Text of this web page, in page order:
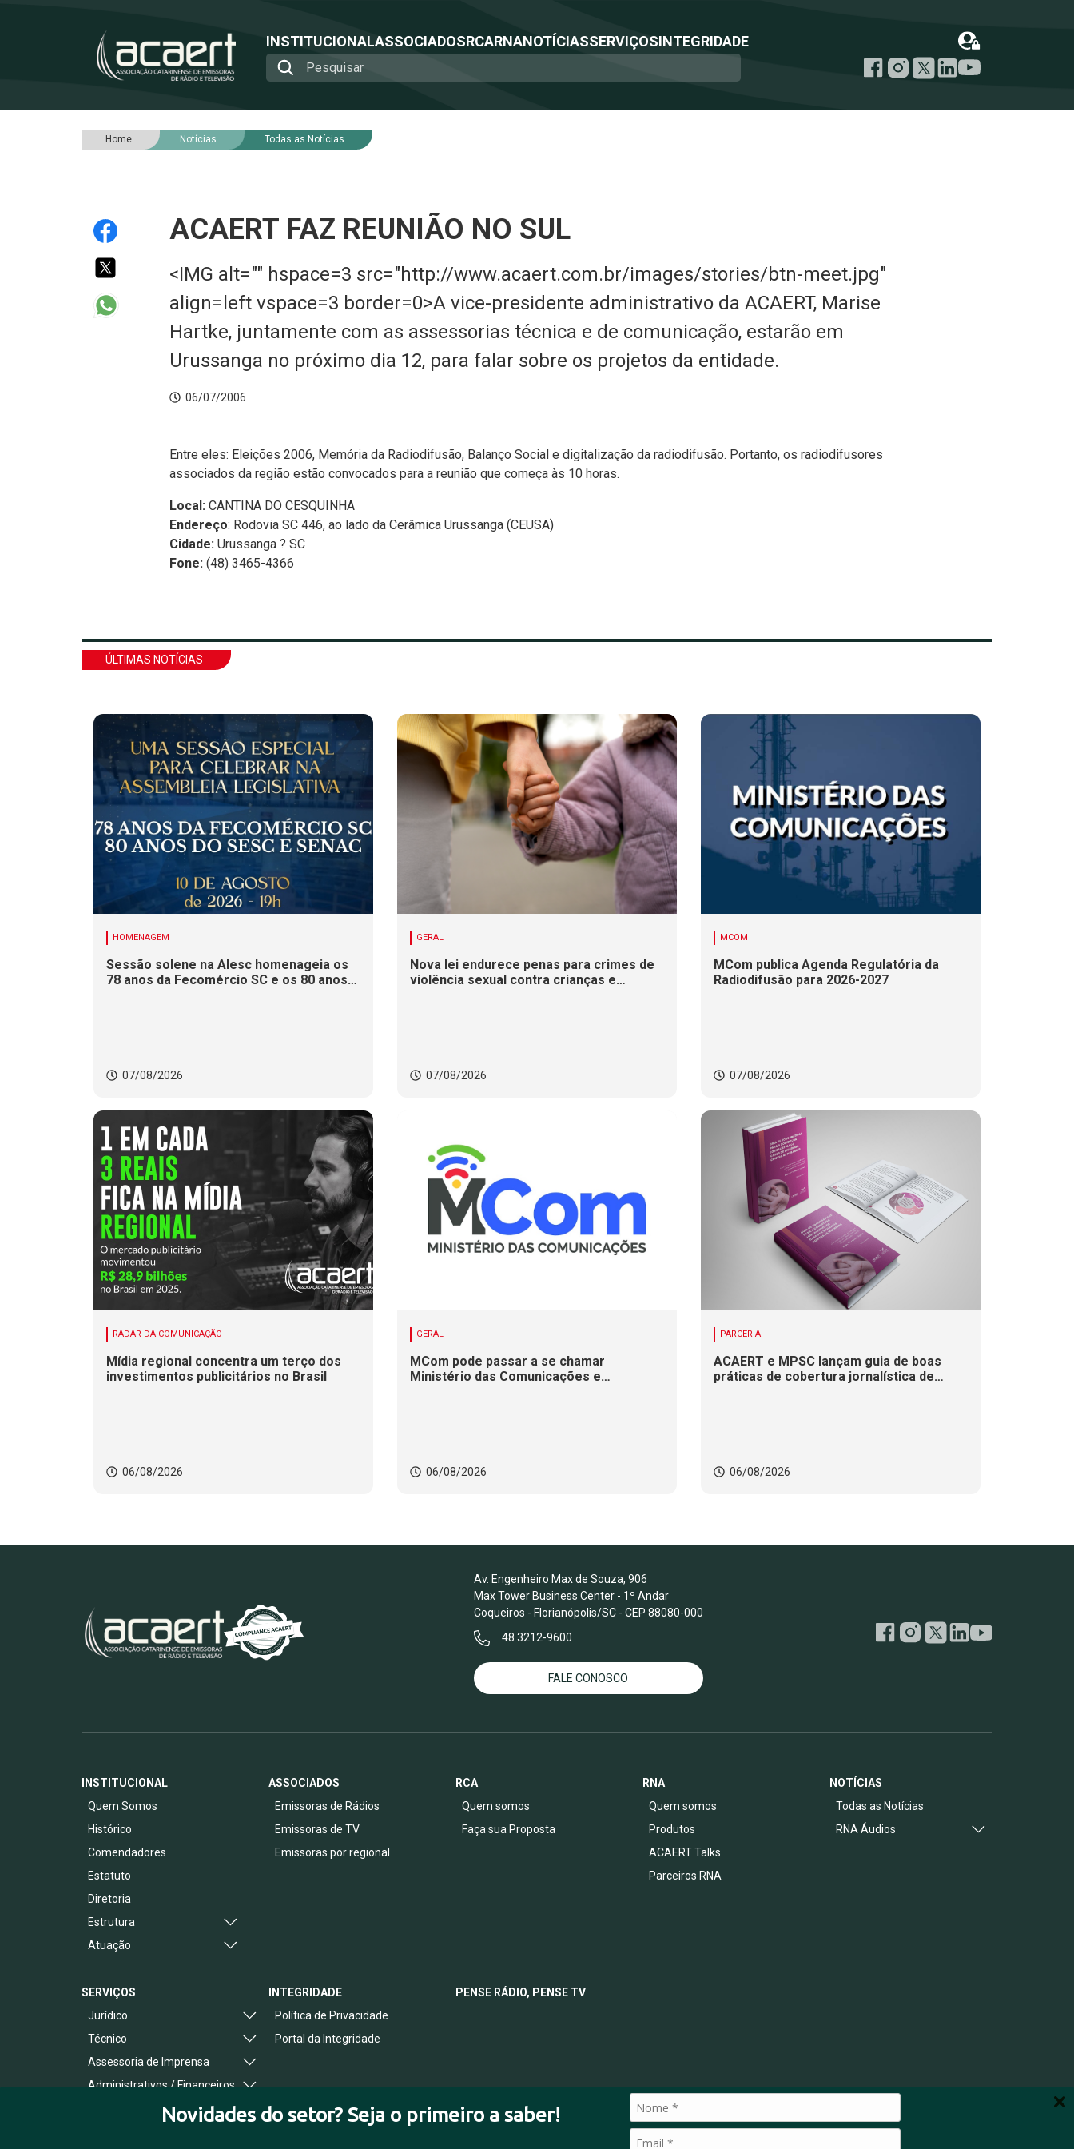
Novidades do setor? Seja o primeiro a saber!
INSTITUCIONALASSOCIADOSRCARNANOTÍCIASSERVIÇOSINTEGRIDADE
Home Notícias Todas as Notícias
ACAERT FAZ REUNIÃO NO SUL
<IMG alt="" hspace=3 src="http://www.acaert.com.br/images/stories/btn-meet.jpg"
align=left vspace=3 border=0>A vice-presidente administrativo da ACAERT, Marise
Hartke, juntamente com as assessorias técnica e de comunicação, estarão em
Urussanga no próximo dia 12, para falar sobre os projetos da entidade.
06/07/2006
Entre eles: Eleições 2006, Memória da Radiodifusão, Balanço Social e digitalização da radiodifusão. Portanto, os radiodifusores
associados da região estão convocados para a reunião que começa às 10 horas.
Local: CANTINA DO CESQUINHA
Endereço: Rodovia SC 446, ao lado da Cerâmica Urussanga (CEUSA)
Cidade: Urussanga ? SC
Fone: (48) 3465-4366
ÚLTIMAS NOTÍCIAS
HOMENAGEM
Sessão solene na Alesc homenageia os
78 anos da Fecomércio SC e os 80 anos
07/08/2026
GERAL
Nova lei endurece penas para crimes de
violência sexual contra crianças e
07/08/2026
MCOM
MCom publica Agenda Regulatória da
Radiodifusão para 2026-2027
07/08/2026
RADAR DA COMUNICAÇÃO
Mídia regional concentra um terço dos
investimentos publicitários no Brasil
06/08/2026
GERAL
MCom pode passar a se chamar
Ministério das Comunicações e
06/08/2026
PARCERIA
ACAERT e MPSC lançam guia de boas
práticas de cobertura jornalística de
06/08/2026
Av. Engenheiro Max de Souza, 906
Max Tower Business Center - 1º Andar
Coqueiros - Florianópolis/SC - CEP 88080-000
48 3212-9600
FALE CONOSCO
INSTITUCIONAL
Quem Somos
Histórico
Comendadores
Estatuto
Diretoria
Estrutura
Atuação
ASSOCIADOS
Emissoras de Rádios
Emissoras de TV
Emissoras por regional
RCA
Quem somos
Faça sua Proposta
RNA
Quem somos
Produtos
ACAERT Talks
Parceiros RNA
NOTÍCIAS
Todas as Notícias
RNA Áudios
SERVIÇOS
Jurídico
Técnico
Assessoria de Imprensa
Administrativos / Financeiros
Benefícios ao Associado
INTEGRIDADE
Política de Privacidade
Portal da Integridade
PENSE RÁDIO, PENSE TV